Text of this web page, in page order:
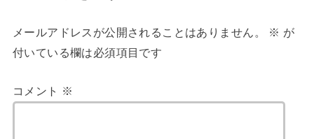
メールアドレスが公開されることはありません。 ※ が
付いている欄は必須項目です
コメント ※